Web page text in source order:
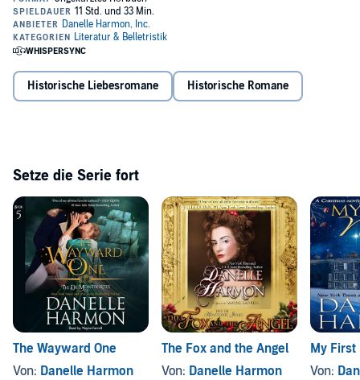
Historische Liebesromane Historische Romane
Setze die Serie fort
The Wayward One
Von: Danelle Harmon
The Fox and the Angel
Von: Danelle Harmon
My First
Von: